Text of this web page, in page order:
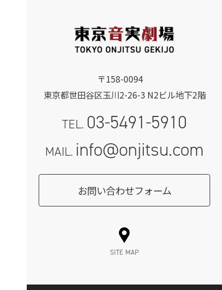
〒158-0094
東京都世田谷区玉川2-26-3 N2ビル地下2階
TEL. 03-5491-5910
MAIL. info@onjitsu.com
お問い合わせフォーム
SITE MAP